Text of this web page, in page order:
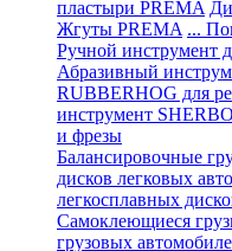
пластыри PREMA
Жгуты PREMA ...
Ручной инструмент
Абразивный
RUBBERHOG для
инструмент
и фрезы
Балансировочные
дисков легковых
легкосплавных
Самоклеющиеся
грузовых